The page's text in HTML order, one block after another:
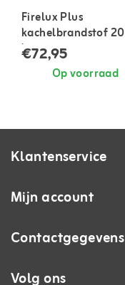
Firelux Plus
kachelbrandstof 20
liter
€72,95
Op voorraad
Klantenservice
Mijn account
Contactgegevens
Volg ons